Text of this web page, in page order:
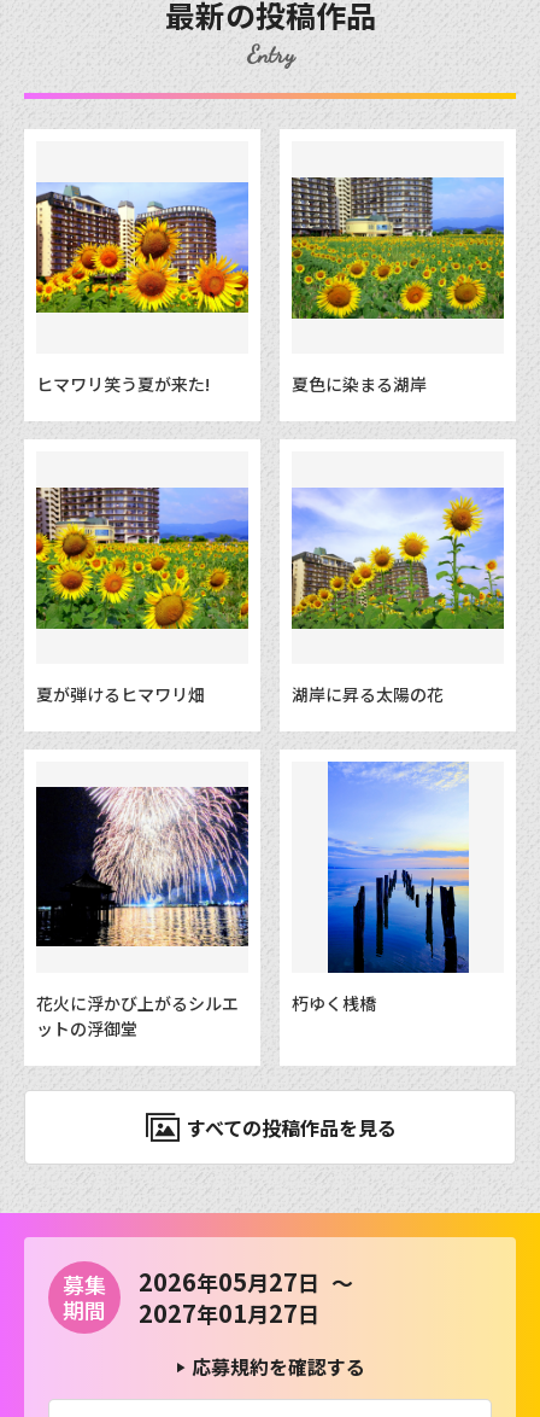
最新の投稿作品
Entry
ヒマワリ笑う夏が来た! 夏色に染まる湖岸
夏が弾けるヒマワリ畑 湖岸に昇る太陽の花
花火に浮かび上がるシルエ
ットの浮御堂
朽ゆく桟橋
すべての投稿作品を見る
募集
期間
2026年05月27日 ～
2027年01月27日
応募規約を確認する